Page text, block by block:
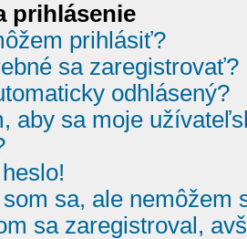
prihlásenie
prihlásiť?
sa zaregistrovať?
odhlásený?
aby sa moje
sa, ale nemôžem
sa zaregistroval,